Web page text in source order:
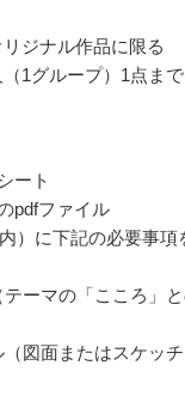
ジナル作品に限る
1グループ）1点まで
ート
pdfファイル
）に下記の必要事項
テーマの「こころ」
図面またはスケッチ